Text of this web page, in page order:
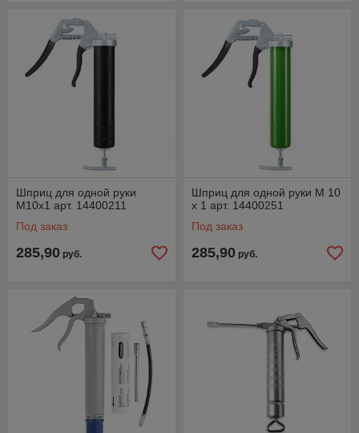
Шприц для одной руки
M10x1 арт. 14400211
Под заказ
285,90 руб.
Шприц для одной руки M 10
x 1 арт. 14400251
Под заказ
285,90 руб.